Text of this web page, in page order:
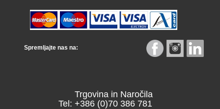
Spremljajte nas na:
Trgovina in Naročila
Tel: +386 (0)70 386 781